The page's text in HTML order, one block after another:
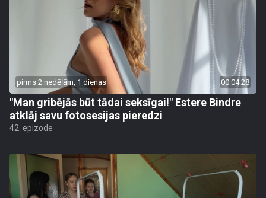
pirms 2 nedēļām, 1 dienas 00:04:28
"Man gribējās būt tādai seksīgai!" Estere Bindre
atklāj savu fotosesijas pieredzi
42. epizode